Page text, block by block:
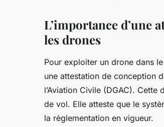
L’importance d’une
les drones
Pour exploiter un drone dans
une attestation de conception
l’Aviation Civile (DGAC).
de vol. Elle atteste que le
la règlementation en vigueur.